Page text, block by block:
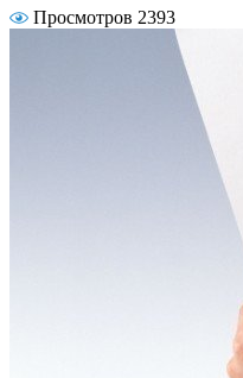
Просмотров 2393